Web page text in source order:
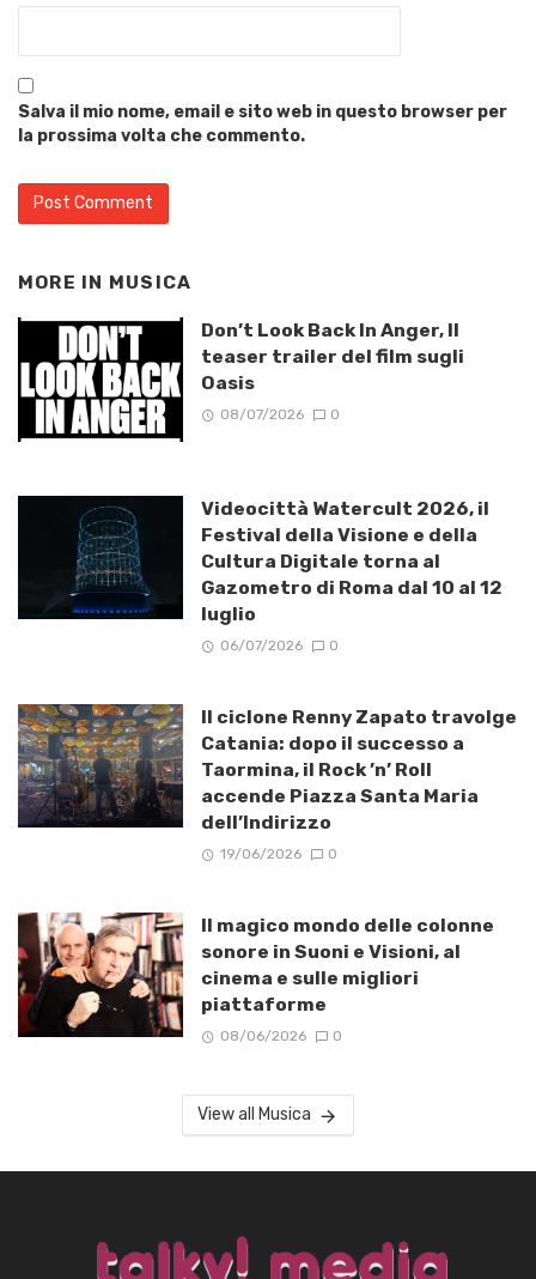
Salva il mio nome, email e sito web in questo browser per
la prossima volta che commento.
MORE IN MUSICA
Don’t Look Back In Anger, Il
teaser trailer del film sugli
Oasis
08/07/2026 0
Videocittà Watercult 2026, il
Festival della Visione e della
Cultura Digitale torna al
Gazometro di Roma dal 10 al 12
luglio
06/07/2026 0
Il ciclone Renny Zapato travolge
Catania: dopo il successo a
Taormina, il Rock ’n’ Roll
accende Piazza Santa Maria
dell’Indirizzo
19/06/2026 0
Il magico mondo delle colonne
sonore in Suoni e Visioni, al
cinema e sulle migliori
piattaforme
08/06/2026 0
View all Musica